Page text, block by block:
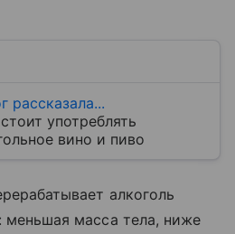
рассказала...
употреблять
вино и пиво
алкоголь
меньшая масса тела, ниже